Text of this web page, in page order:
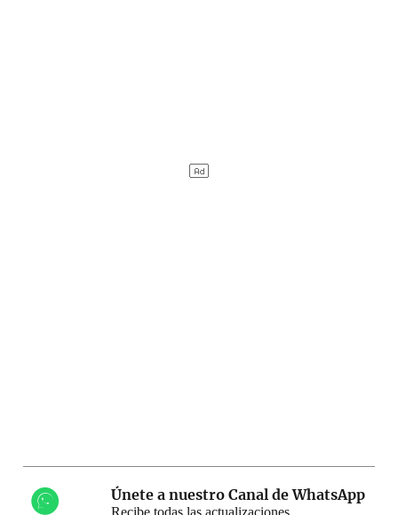
Únete a nuestro Canal de WhatsApp